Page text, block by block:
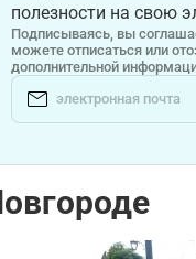
полезности на свою
Подписываясь, вы
можете отписаться или
дополнительной